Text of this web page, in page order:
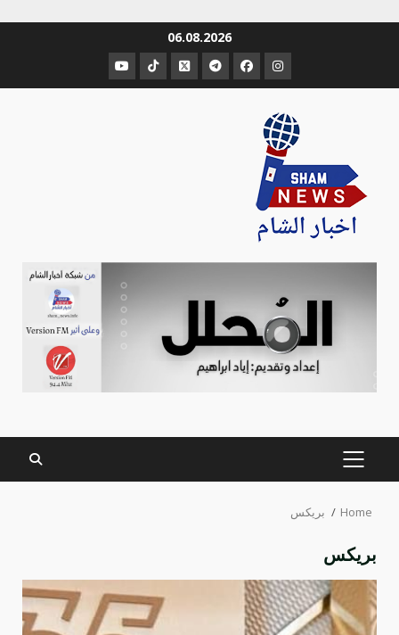
06.08.2026
عنصر
القائمة
عنصر
القائمة
عنصر
القائمة
عنصر
القائمة
عنصر
القائمة
عنصر
القائمة
PRIMARY
MENU
Home بريكس
بريكس